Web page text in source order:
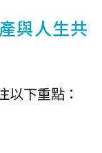
與人生共
以下重點：